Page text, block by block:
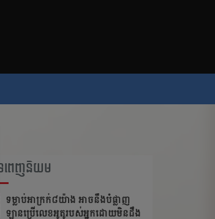
ទពេញនិយម
ទម្លាប់​អាក្រក់​​៨​យ៉ាង អាច​នឹង​បំផ្លាញ​​
ឡាន​ប្រើ​លេខ​អូតូ​របស់​អ្នក​ដោយ​មិន​ដឹង​